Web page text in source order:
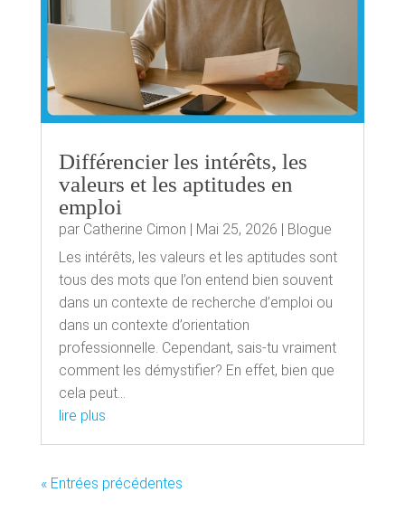
Différencier les intérêts, les
valeurs et les aptitudes en
emploi
par Catherine Cimon Mai 25, 2026
Blogue
Les intérêts, les valeurs et les aptitudes sont
tous des mots que l’on entend bien souvent
dans un contexte de recherche d’emploi ou
dans un contexte d’orientation
professionnelle. Cependant, sais-tu vraiment
comment les démystifier? En effet, bien que
cela peut...
lire plus
« Entrées précédentes